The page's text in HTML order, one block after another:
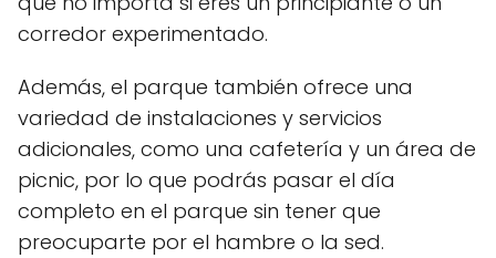
corredor experimentado.
Además, el parque también ofrece una
variedad de instalaciones y servicios
adicionales, como una cafetería y un área de
picnic, por lo que podrás pasar el día
completo en el parque sin tener que
preocuparte por el hambre o la sed.